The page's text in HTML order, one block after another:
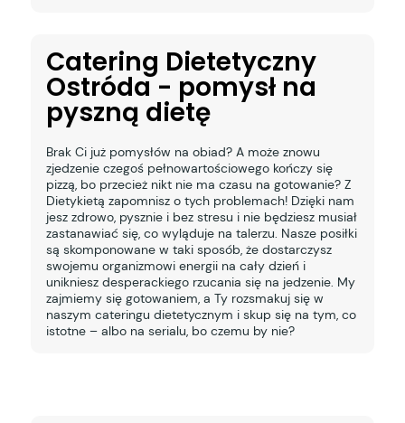
Catering Dietetyczny
Ostróda - pomysł na
pyszną dietę
Brak Ci już pomysłów na obiad? A może znowu
zjedzenie czegoś pełnowartościowego kończy się
pizzą, bo przecież nikt nie ma czasu na gotowanie? Z
Dietykietą zapomnisz o tych problemach! Dzięki nam
jesz zdrowo, pysznie i bez stresu i nie będziesz musiał
zastanawiać się, co wyląduje na talerzu. Nasze posiłki
są skomponowane w taki sposób, że dostarczysz
swojemu organizmowi energii na cały dzień i
unikniesz desperackiego rzucania się na jedzenie. My
zajmiemy się gotowaniem, a Ty rozsmakuj się w
naszym cateringu dietetycznym i skup się na tym, co
istotne – albo na serialu, bo czemu by nie?